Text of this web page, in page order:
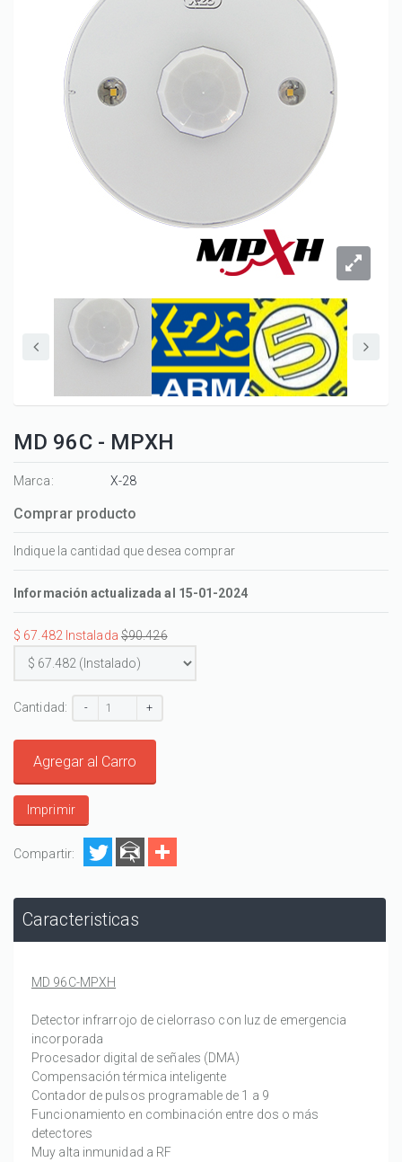
MD 96C - MPXH
Marca: X-28
Comprar producto
Indique la cantidad que desea comprar
Información actualizada al 15-01-2024
$ 67.482 Instalada $90.426
Cantidad: - +
Agregar al Carro
Imprimir
Compartir:
Caracteristicas
MD 96C-MPXH
Detector infrarrojo de cielorraso con luz de emergencia
incorporada
Procesador digital de señales (DMA)
Compensación térmica inteligente
Contador de pulsos programable de 1 a 9
Funcionamiento en combinación entre dos o más
detectores
Muy alta inmunidad a RF